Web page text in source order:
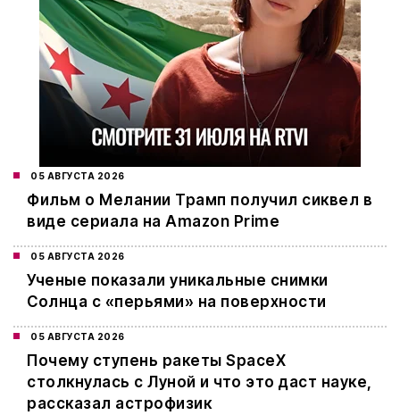
05 АВГУСТА 2026
Фильм о Мелании Трамп получил сиквел в
виде сериала на Amazon Prime
05 АВГУСТА 2026
Ученые показали уникальные снимки
Солнца с «перьями» на поверхности
05 АВГУСТА 2026
Почему ступень ракеты SpaceX
столкнулась с Луной и что это даст науке,
рассказал астрофизик